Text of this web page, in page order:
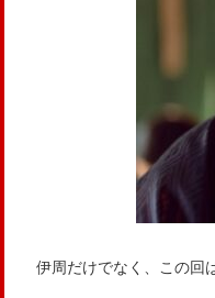
伊周だけでなく、この回